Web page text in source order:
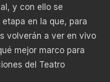
y con ello se
en la que, para
volverán a ver en vivo
mejor marco para
del Teatro